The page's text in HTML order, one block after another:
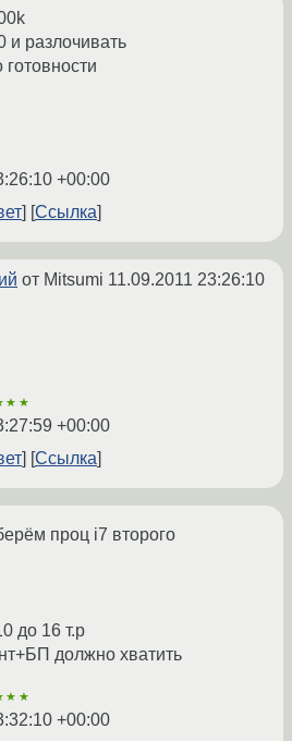
и разлочивать
+00:00
Ссылка
от Mitsumi 11.09.2011 23:26:10
+00:00
Ссылка
проц i7 второго
до 16 т.р
должно хватить
+00:00